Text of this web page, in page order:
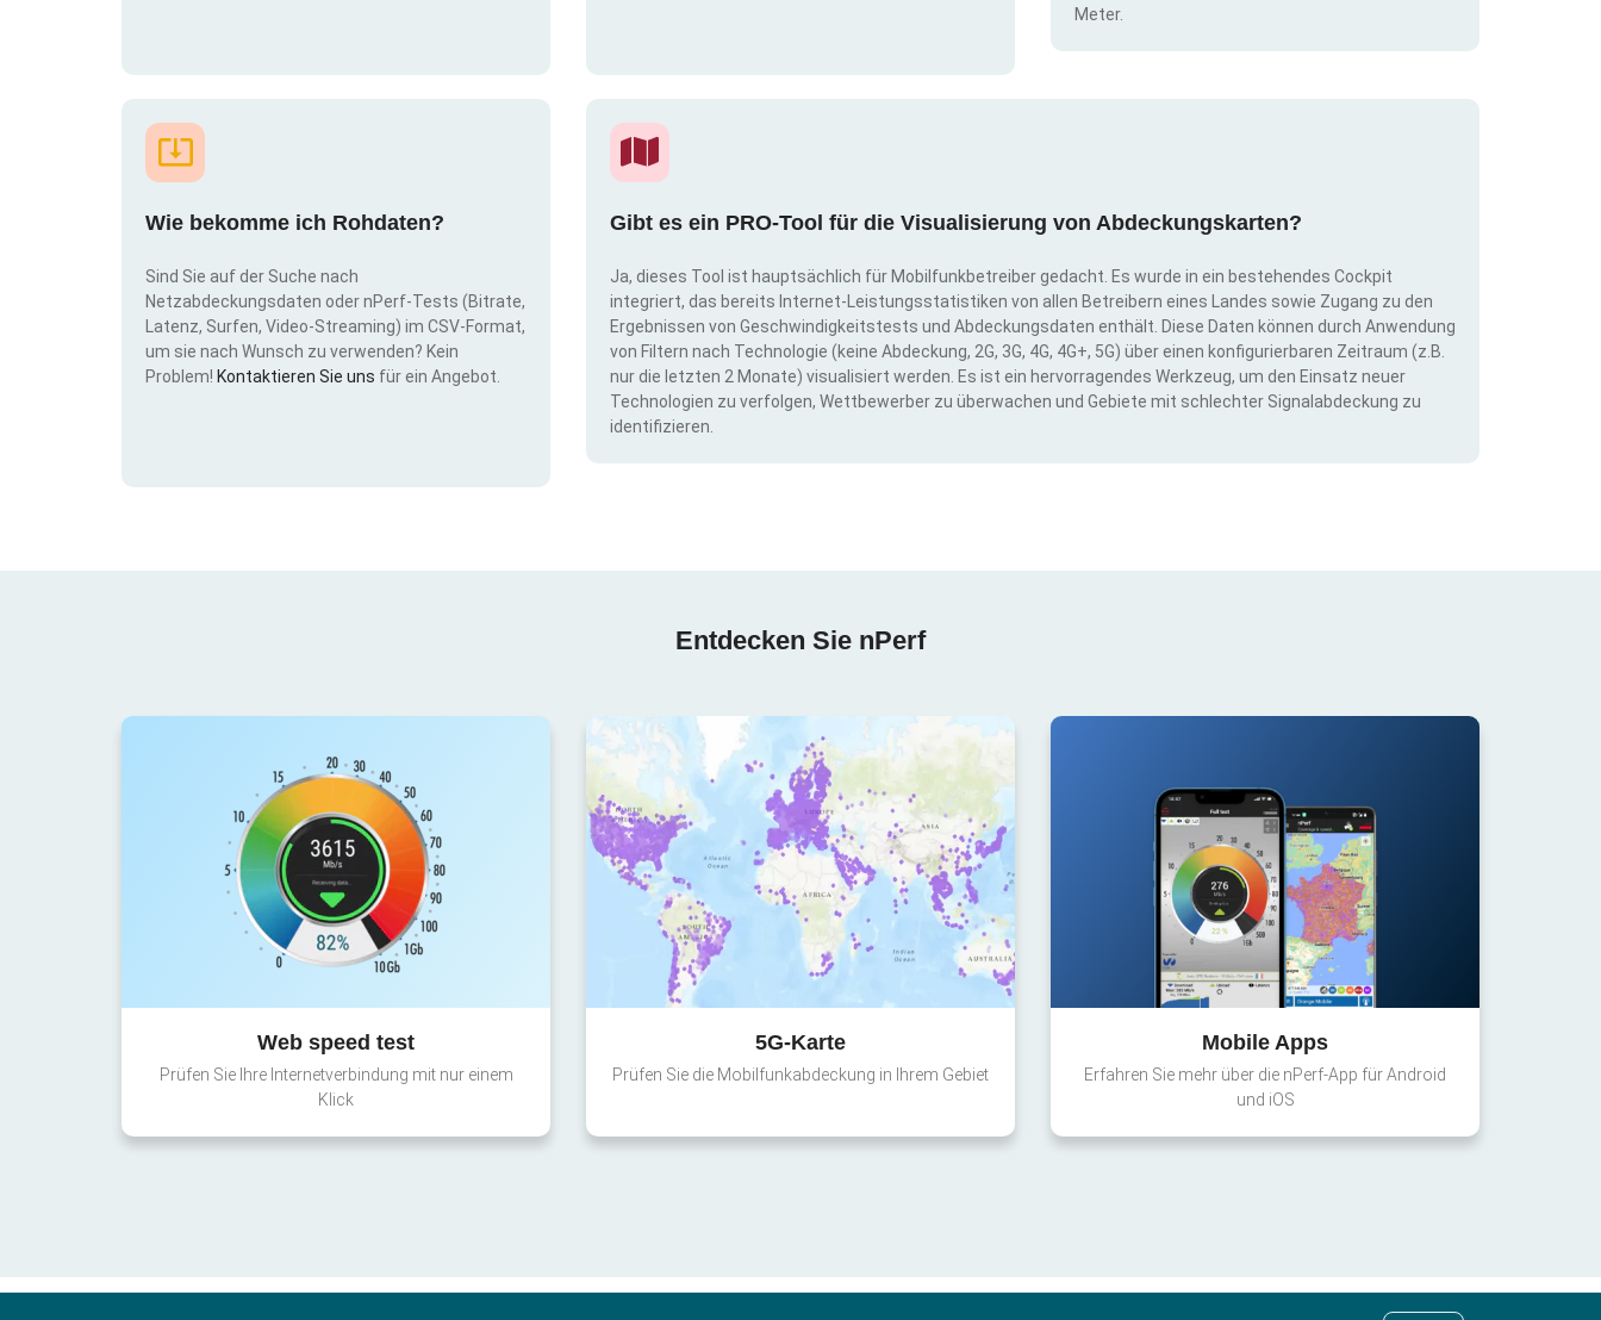
Meter.
Wie bekomme ich Rohdaten?
Sind Sie auf der Suche nach
Netzabdeckungsdaten oder nPerf-Tests (Bitrate,
Latenz, Surfen, Video-Streaming) im CSV-Format,
um sie nach Wunsch zu verwenden? Kein
Problem! Kontaktieren Sie uns für ein Angebot.
Gibt es ein PRO-Tool für die Visualisierung von Abdeckungskarten?
Ja, dieses Tool ist hauptsächlich für Mobilfunkbetreiber gedacht. Es wurde in ein bestehendes Cockpit
integriert, das bereits Internet-Leistungsstatistiken von allen Betreibern eines Landes sowie Zugang zu den
Ergebnissen von Geschwindigkeitstests und Abdeckungsdaten enthält. Diese Daten können durch Anwendung
von Filtern nach Technologie (keine Abdeckung, 2G, 3G, 4G, 4G+, 5G) über einen konfigurierbaren Zeitraum (z.B.
nur die letzten 2 Monate) visualisiert werden. Es ist ein hervorragendes Werkzeug, um den Einsatz neuer
Technologien zu verfolgen, Wettbewerber zu überwachen und Gebiete mit schlechter Signalabdeckung zu
identifizieren.
Entdecken Sie nPerf
Web speed test
Prüfen Sie Ihre Internetverbindung mit nur einem
Klick
5G-Karte
Prüfen Sie die Mobilfunkabdeckung in Ihrem Gebiet
Mobile Apps
Erfahren Sie mehr über die nPerf-App für Android
und iOS